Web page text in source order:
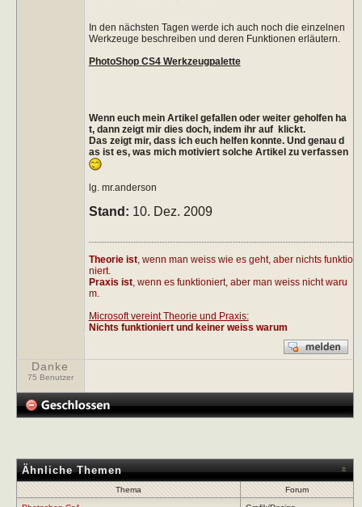
In den nächsten Tagen werde ich auch noch die einzelnen
Werkzeuge beschreiben und deren Funktionen erläutern.
PhotoShop CS4 Werkzeugpalette
Wenn euch mein Artikel gefallen oder weiter geholfen ha
t, dann zeigt mir dies doch, indem ihr auf klickt.
Das zeigt mir, dass ich euch helfen konnte. Und genau d
as ist es, was mich motiviert solche Artikel zu verfassen
lg. mr.anderson
Stand: 10. Dez. 2009
Theorie ist, wenn man weiss wie es geht, aber nichts funktio
niert.
Praxis ist, wenn es funktioniert, aber man weiss nicht waru
m.
Microsoft vereint Theorie und Praxis:
Nichts funktioniert und keiner weiss warum
Danke
75 Benutzer
Ähnliche Themen
Thema
Forum